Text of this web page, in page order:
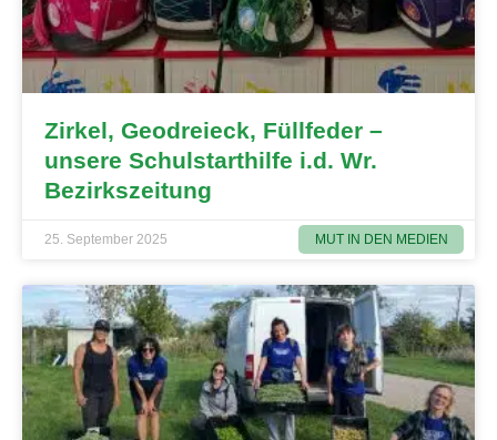
MUT IN DEN MEDIEN
Zirkel, Geodreieck, Füllfeder –
unsere Schulstarthilfe i.d. Wr.
Bezirkszeitung
25. September 2025